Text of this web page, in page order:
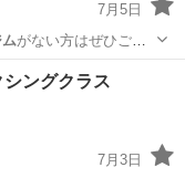
7月5日
がない方はぜひご利
シャドーボクシング
ングクラス
7月3日